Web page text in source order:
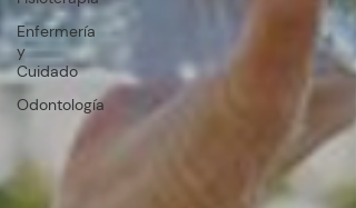
Enfermería
y
Cuidado
Odontología